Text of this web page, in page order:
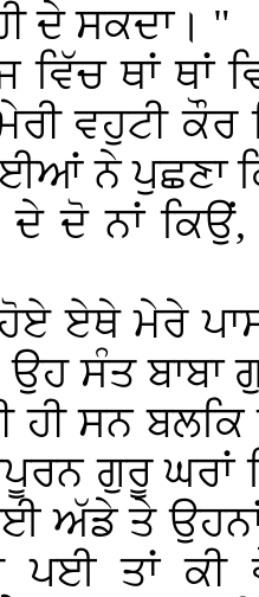
ਦੇ ਸਕਦਾ। "
ਵਿੱਚ ਥਾਂ ਥਾਂ
ਮੇਰੀ ਵਹੁਟੀ
ਨੇ ਪੁਛਣਾ
ਦੋ ਨਾਂ
ਏਥੇ ਮੇਰੇ
ਸੰਤ ਬਾਬਾ
ਹੀ ਸਨ ਬਲਕਿ
ਗੁਰੂ ਘਰਾਂ
ਅੱਡੇ ਤੇ
ਪਈ ਤਾਂ